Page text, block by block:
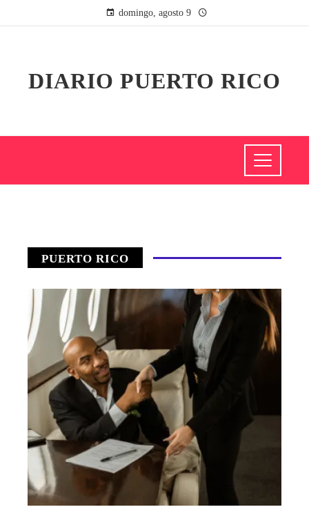
domingo, agosto 9
DIARIO PUERTO RICO
PUERTO RICO